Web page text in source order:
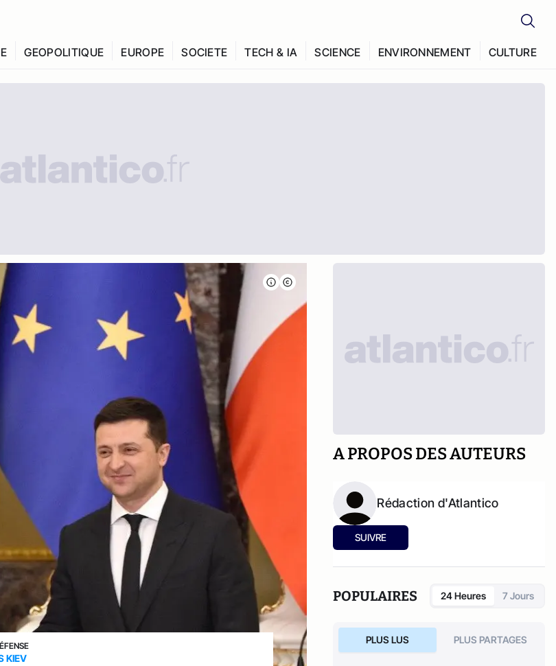
GEOPOLITIQUE EUROPE SOCIETE TECH & IA SCIENCE ENVIRONNEMENT CULTURE
KIEV
A PROPOS DES AUTEURS
Rédaction d'Atlantico
SUIVRE
POPULAIRES 24 Heures 7 Jours
PLUS LUS PLUS PARTAGES